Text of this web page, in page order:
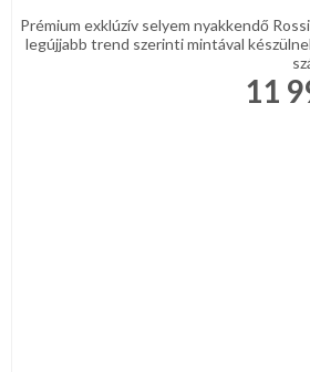
Prémium exklúzív selyem nyakkendő
legújjabb trend szerinti mintával
11